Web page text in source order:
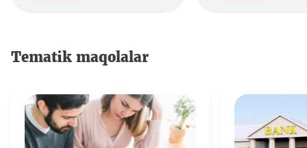
Tematik maqolalar